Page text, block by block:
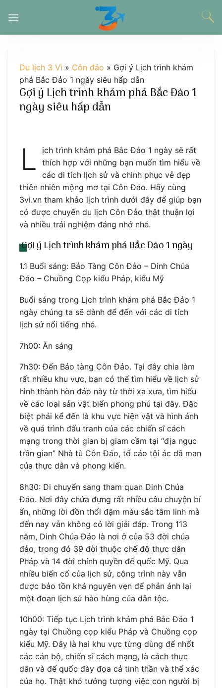
đến
Du lịch 3 Vì » Côn đảo » Gợi ý Lịch trình khám
phá Bắc Đảo 1 ngày siêu hấp dẫn
Gợi ý Lịch trình khám phá Bắc Đảo 1
ngày siêu hấp dẫn
L
ịch trình khám phá Bắc Đảo 1 ngày sẽ rất
thích hợp với những bạn muốn tìm hiểu về
các di tích lịch sử và chinh phục vẻ đẹp
thiên nhiên mộng mơ tại Côn Đảo. Hãy cùng
3vi.vn tham khảo lịch trình dưới đây để giúp bạn
có được chuyến du lịch Côn Đảo thật thuận lợi
và nhiều trải nghiệm đáng nhớ nhé.
Gợi ý Lịch trình khám phá Bắc Đảo 1 ngày
1.1 Buổi sáng: Bảo Tàng Côn Đảo – Dinh Chúa
Đảo – Chuồng Cọp kiểu Pháp, kiểu Mỹ
Buổi sáng trong Lịch trình khám phá Bắc Đảo 1
ngày chúng ta sẽ dành để đến với các di tích
lịch sử nổi tiếng nhé.
7h00: Ăn sáng
7h30: Đến Bảo tàng Côn Đảo. Tại đây chia làm
rất nhiều khu vực, bạn có thể tìm hiểu về lịch sử
hình thành hòn đảo này từ thời xa xưa, tìm hiểu
về các loại sản vật biển phong phú tại đây. Đặc
biệt phải kể đến là khu vực hiện vật và hình ảnh
về quá trình đấu tranh của các chiến sĩ cách
mạng trong thời gian bị giam cầm tại “địa ngục
trần gian” Nhà tù Côn Đảo, tố cáo tội ác dã man
của thực dân và phong kiến.
8h30: Di chuyển sang tham quan Dinh Chúa
Đảo. Nơi đây chứa đựng rất nhiều câu chuyện bí
ẩn, những lời đồn thổi đậm màu sắc tâm linh mà
đến nay vẫn không có lời giải đáp. Trong 113
năm, Dinh Chúa Đảo là nơi ở của 53 đời chúa
đảo, trong đó 39 đời thuộc chế độ thực dân
Pháp và 14 đời chính quyền đế quốc Mỹ. Qua
nhiều biến cố của lịch sử, công trình này vẫn
được bảo tồn khá nguyên vẹn để phản ánh lại
một đoạn lịch sử hào hùng của dân tộc.
10h00: Tiếp tục Lịch trình khám phá Bắc Đảo 1
ngày tại Chuồng cọp kiểu Pháp và Chuồng cọp
kiểu Mỹ. Đây là hai khu vực từng dùng để nhốt
các cán bộ, chiến sĩ cách mạng, là cách thực
dân và đế quốc đày đọa cả tinh thần và thể xác
của họ. Thật khó tưởng tượng việc con người bị